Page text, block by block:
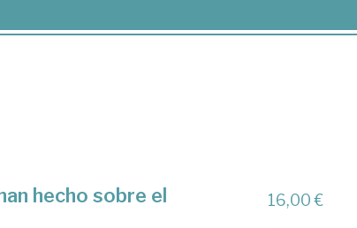
hecho sobre el 16,00 €